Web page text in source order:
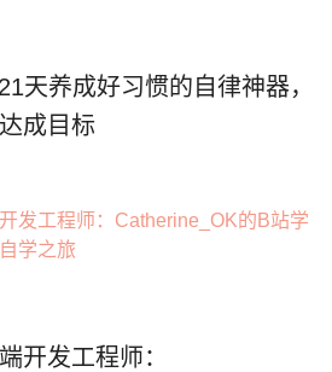
天养成好习惯的自律神器，
成目标
开发工程师：